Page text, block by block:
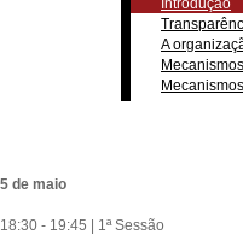
A
5 de maio
18:30 - 19:45 | 1ª Sessão